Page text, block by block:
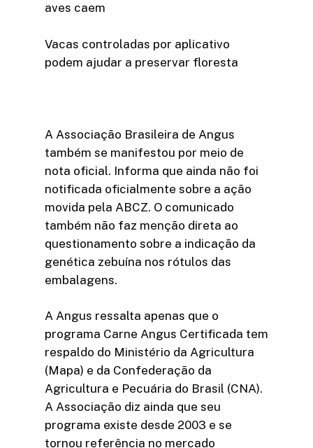
aves caem
Vacas controladas por aplicativo
podem ajudar a preservar floresta
A Associação Brasileira de Angus
também se manifestou por meio de
nota oficial. Informa que ainda não foi
notificada oficialmente sobre a ação
movida pela ABCZ. O comunicado
também não faz menção direta ao
questionamento sobre a indicação da
genética zebuína nos rótulos das
embalagens.
A Angus ressalta apenas que o
programa Carne Angus Certificada tem
respaldo do Ministério da Agricultura
(Mapa) e da Confederação da
Agricultura e Pecuária do Brasil (CNA).
A Associação diz ainda que seu
programa existe desde 2003 e se
tornou referência no mercado